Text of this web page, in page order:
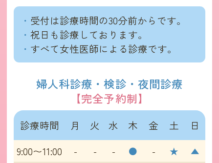
受付は診療時間の30分前からです。
祝日も診療しております。
すべて女性医師による診療です。
婦人科診療・検診・夜間診療
【完全予約制】
診療時間 月 火 水 木 金 土
日
9:00〜11:00
- - - ● - ★ ▲